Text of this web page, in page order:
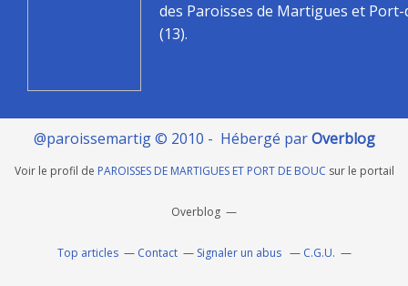
des Paroisses de Martigues et
(13).
@paroissemartig © 2010 - Hébergé parOverblog
Voir le profil de PAROISSES DE MARTIGUES ET PORT DE BOUC sur le portail
Overblog
Top articles Contact Signaler un abus C.G.U.